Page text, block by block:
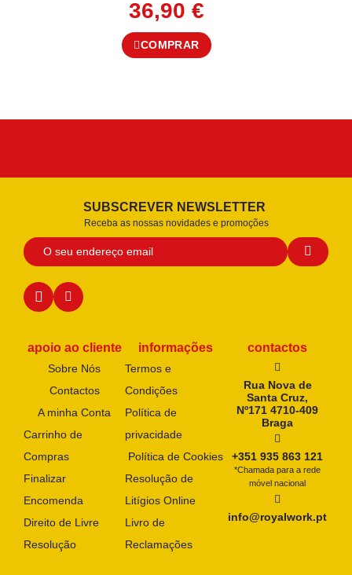
36,90 €
COMPRAR
SUBSCREVER NEWSLETTER
Receba as nossas novidades e promoções
apoio ao cliente
Sobre Nós
Contactos
A minha Conta
Carrinho de
Compras
Finalizar
Encomenda
Direito de Livre
Resolução
informações
Termos e
Condições
Política de
privacidade
Política de Cookies
Resolução de
Litígios Online
Livro de
Reclamações
contactos
Rua Nova de
Santa Cruz,
Nº171 4710-409
Braga
+351 935 863 121
*Chamada para a rede
móvel nacional
info@royalwork.pt